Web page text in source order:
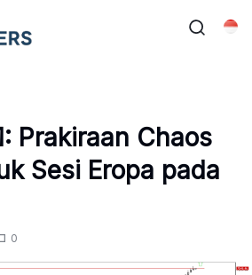
Prakiraan Chaos
Sesi Eropa pada
0